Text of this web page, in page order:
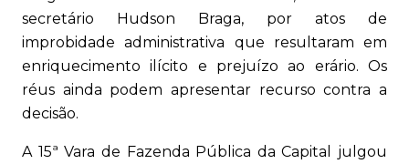
secretário Hudson Braga, por atos de
improbidade administrativa que resultaram em
enriquecimento ilícito e prejuízo ao erário. Os
réus ainda podem apresentar recurso contra a
decisão.
A 15ª Vara de Fazenda Pública da Capital julgou